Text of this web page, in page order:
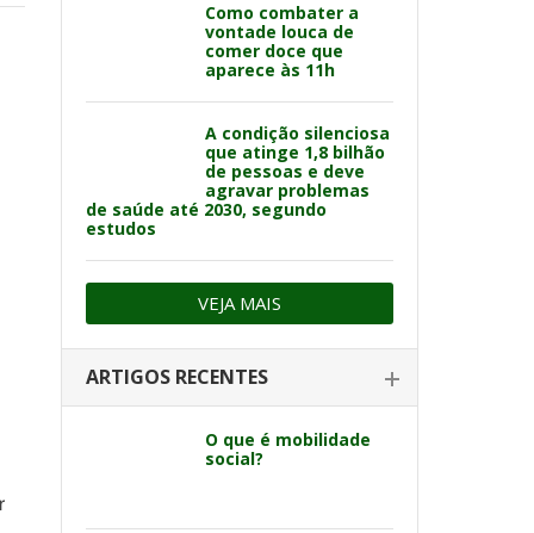
Como combater a
vontade louca de
comer doce que
aparece às 11h
A condição silenciosa
que atinge 1,8 bilhão
de pessoas e deve
agravar problemas
de saúde até 2030, segundo
estudos
VEJA MAIS
ARTIGOS RECENTES
O que é mobilidade
social?